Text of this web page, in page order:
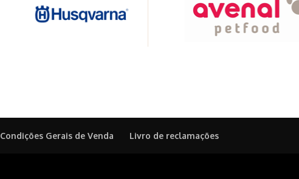
Condições Gerais de Venda Livro de reclamações